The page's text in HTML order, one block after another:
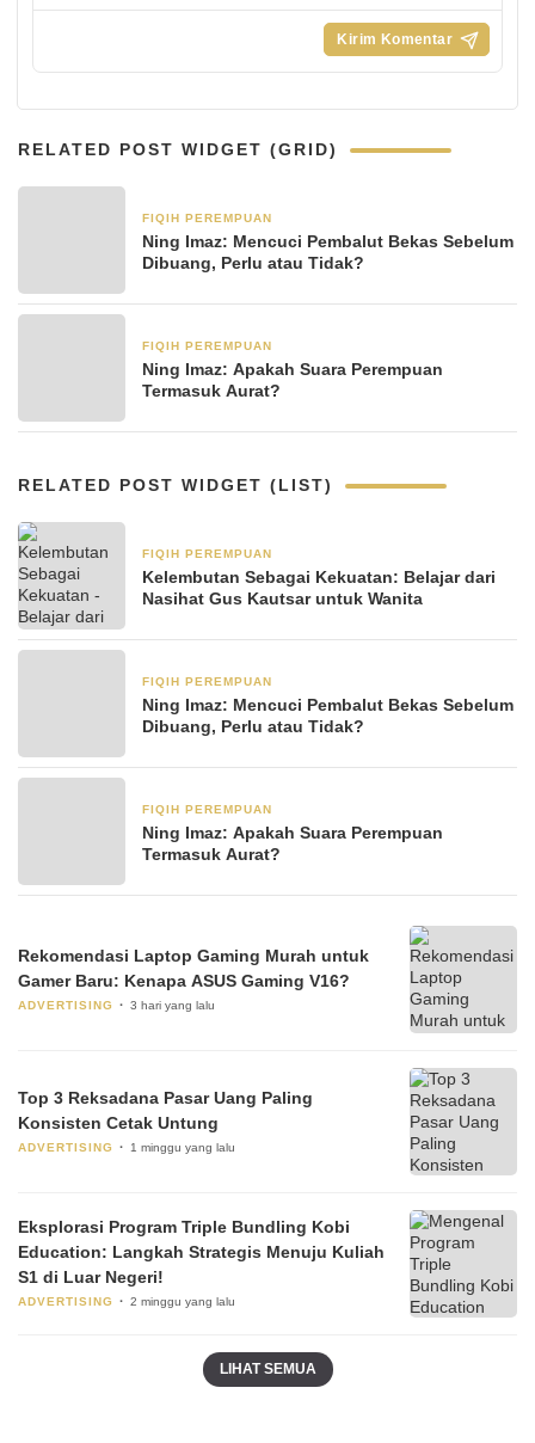
RELATED POST WIDGET (GRID)
FIQIH PEREMPUAN
Ning Imaz: Mencuci Pembalut Bekas Sebelum
Dibuang, Perlu atau Tidak?
FIQIH PEREMPUAN
Ning Imaz: Apakah Suara Perempuan
Termasuk Aurat?
RELATED POST WIDGET (LIST)
FIQIH PEREMPUAN
Kelembutan Sebagai Kekuatan: Belajar dari
Nasihat Gus Kautsar untuk Wanita
FIQIH PEREMPUAN
Ning Imaz: Mencuci Pembalut Bekas Sebelum
Dibuang, Perlu atau Tidak?
FIQIH PEREMPUAN
Ning Imaz: Apakah Suara Perempuan
Termasuk Aurat?
Rekomendasi Laptop Gaming Murah untuk
Gamer Baru: Kenapa ASUS Gaming V16?
ADVERTISING 3 hari yang lalu
Top 3 Reksadana Pasar Uang Paling
Konsisten Cetak Untung
ADVERTISING 1 minggu yang lalu
Eksplorasi Program Triple Bundling Kobi
Education: Langkah Strategis Menuju Kuliah
S1 di Luar Negeri!
ADVERTISING 2 minggu yang lalu
LIHAT SEMUA